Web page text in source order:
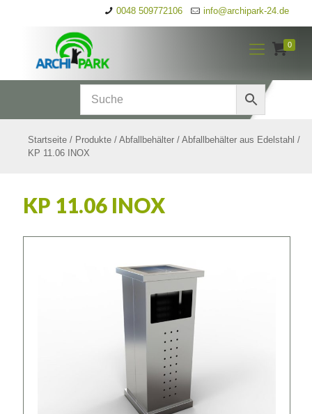
0048 509772106 info@archipark-24.de
0
Startseite / Produkte / Abfallbehälter / Abfallbehälter aus Edelstahl /
KP 11.06 INOX
KP 11.06 INOX